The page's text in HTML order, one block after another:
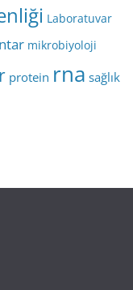
Laboratuvar
mikrobiyoloji
protein rna sağlık